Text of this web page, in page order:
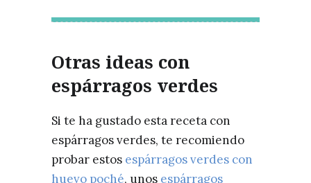
Otras ideas con
espárragos verdes
Si te ha gustado esta receta con
espárragos verdes, te recomiendo
probar estos espárragos verdes con
huevo poché, unos espárragos